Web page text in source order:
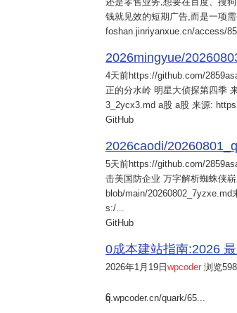
钱就见效的短期广告,而是一项
foshan.jinriyanxue.cn/access/
2026mingyue/
4天前https://github.com/
正的分水岭 明星大侦探第四季
3_2ycx3.md a股 a股 来源:
GitHub
2026caodi/
5天前https://github.com/
击美国防企业 万字解析蜘蛛侠
blob/main/
s:/...
GitHub
0成本建站指南:2026
2026年1月19日wpcoder 浏览
6
q.wpcoder.cn/quark/65...